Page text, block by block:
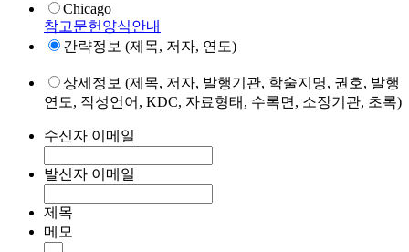
Chicago
참고문헌양식안내
간략정보 (제목, 저자, 연도)
상세정보 (제목, 저자, 발행기관, 학술지명, 권호, 발행
연도, 작성언어, KDC, 자료형태, 수록면, 소장기관, 초록)
수신자 이메일
발신자 이메일
제목
메모